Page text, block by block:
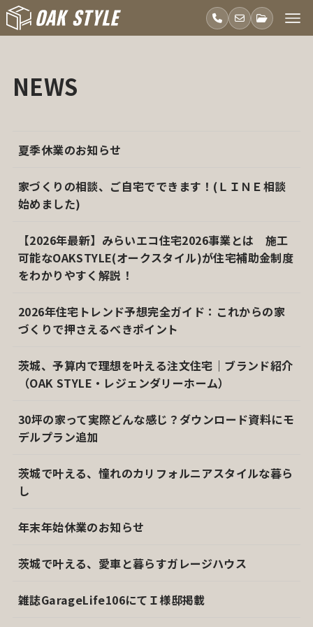
NEWS
夏季休業のお知らせ
家づくりの相談、ご自宅でできます！(ＬＩＮＥ相談
始めました)
【2026年最新】みらいエコ住宅2026事業とは 施工
可能なOAKSTYLE(オークスタイル)が住宅補助金制度
をわかりやすく解説！
2026年住宅トレンド予想完全ガイド：これからの家
づくりで押さえるべきポイント
茨城、予算内で理想を叶える注文住宅｜ブランド紹介
（OAK STYLE・レジェンダリーホーム）
30坪の家って実際どんな感じ？ダウンロード資料にモ
デルプラン追加
茨城で叶える、憧れのカリフォルニアスタイルな暮ら
し
年末年始休業のお知らせ
茨城で叶える、愛車と暮らすガレージハウス
雑誌GarageLife106にてＩ様邸掲載